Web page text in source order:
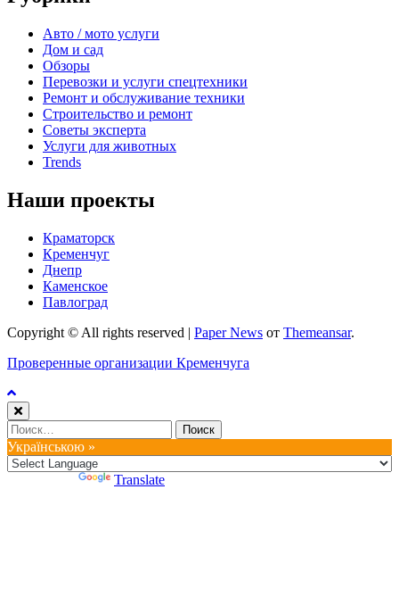
Авто / мото услуги
Дом и сад
Обзоры
Перевозки и услуги спецтехники
Ремонт и обслуживание техники
Строительство и ремонт
Советы эксперта
Услуги для животных
Trends
Наши проекты
Краматорск
Кременчуг
Днепр
Каменское
Павлоград
Copyright © All rights reserved | Paper News от Themeansar.
Проверенные организации Кременчуга
Найти:
Українською »
Translate